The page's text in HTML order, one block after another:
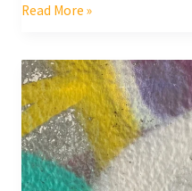
Read More »
Ver
de
olhos
fechados